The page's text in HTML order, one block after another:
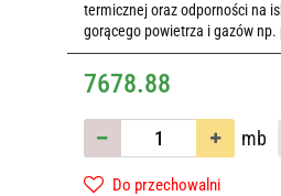
termicznej oraz odporności na
gorącego powietrza i gazów
7678.88
mb
Do przechowalni